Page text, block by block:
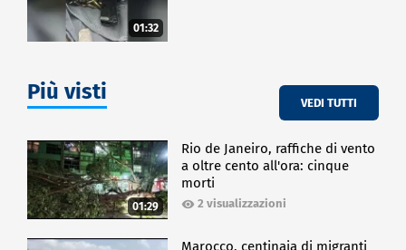
01:32
Più visti VEDI TUTTI
01:29
Rio de Janeiro, raffiche di vento
a oltre cento all'ora: cinque
morti
2 visualizzazioni
Marocco, centinaia di migranti